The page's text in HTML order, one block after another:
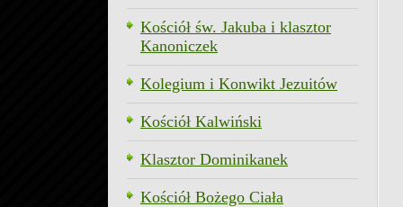
Kościół św. Jakuba i klasztor
Kanoniczek
Kolegium i Konwikt Jezuitów
Kościół Kalwiński
Klasztor Dominikanek
Kościół Bożego Ciała